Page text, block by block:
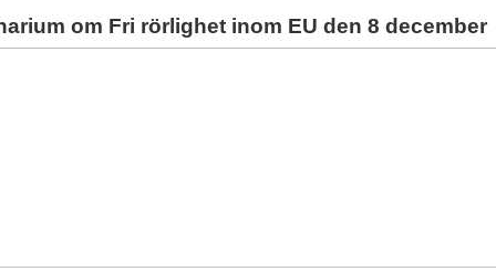
om Fri rörlighet inom EU den 8 december